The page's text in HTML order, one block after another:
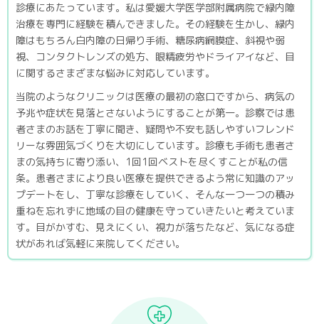
診療にあたっています。私は愛媛大学医学部附属病院で緑内障
治療を専門に経験を積んできました。その経験を生かし、緑内
障はもちろん白内障の日帰り手術、糖尿病網膜症、斜視や弱
視、コンタクトレンズの処方、眼精疲労やドライアイなど、目
に関するさまざまな悩みに対応しています。
当院のようなクリニックは医療の最初の窓口ですから、病気の
予兆や症状を見落とさないようにすることが第一。診察では患
者さまのお話を丁寧に聞き、疑問や不安も話しやすいフレンド
リーな雰囲気づくりを大切にしています。診療も手術も患者さ
まの気持ちに寄り添い、1回1回ベストを尽くすことが私の信
条。患者さまにより良い医療を提供できるよう常に知識のアッ
プデートをし、丁寧な診療をしていく、そんな一つ一つの積み
重ねを忘れずに地域の目の健康を守っていきたいと考えていま
す。目がかすむ、見えにくい、視力が落ちたなど、気になる症
状があれば気軽に来院してください。